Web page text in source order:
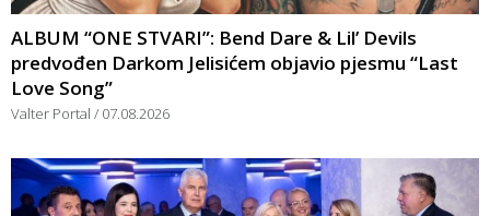
ALBUM “ONE STVARI”: Bend Dare & Lil’ Devils
predvođen Darkom Jelisićem objavio pjesmu “Last
Love Song”
Valter Portal 07.08.2026